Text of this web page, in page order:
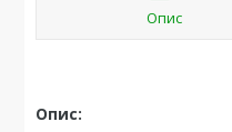
Опис
Опис: